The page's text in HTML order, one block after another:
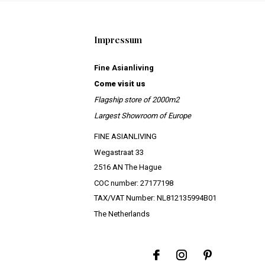
Impressum
Fine Asianliving
Come visit us
Flagship store of 2000m2
Largest Showroom of Europe
FINE ASIANLIVING
Wegastraat 33
2516 AN The Hague
COC number: 27177198
TAX/VAT Number: NL812135994B01
The Netherlands